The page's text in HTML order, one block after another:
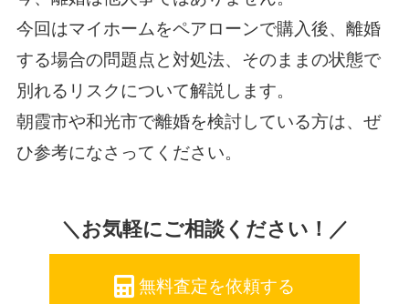
今回はマイホームをペアローンで購入後、離婚
する場合の問題点と対処法、そのままの状態で
別れるリスクについて解説します。
朝霞市や和光市で離婚を検討している方は、ぜ
ひ参考になさってください。
＼お気軽にご相談ください！／
無料査定を依頼する